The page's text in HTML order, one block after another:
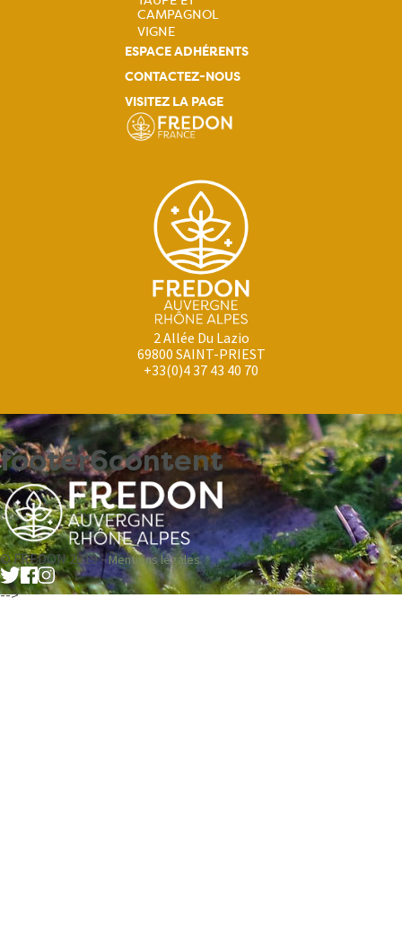
CAMPAGNOL
VIGNE
ESPACE ADHÉRENTS
CONTACTEZ-NOUS
VISITEZ LA PAGE
2 Allée Du Lazio
69800 SAINT-PRIEST
+33(0)4 37 43 40 70
footer6content
© FREDON 2019 -Mentions légales
-->